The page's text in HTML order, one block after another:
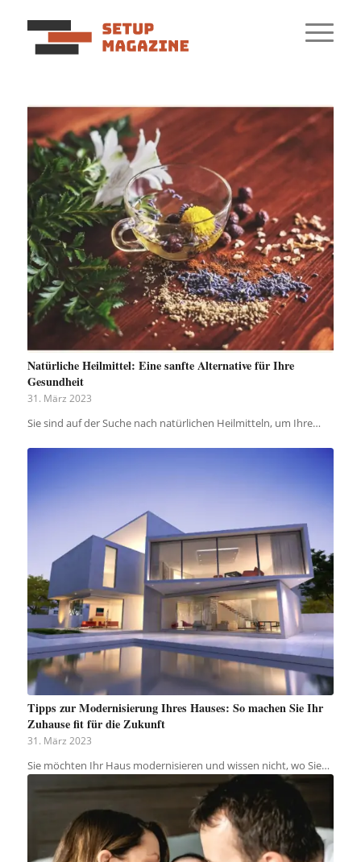
Natürliche Heilmittel: Eine sanfte Alternative für Ihre
Gesundheit
31. März 2023
Sie sind auf der Suche nach natürlichen Heilmitteln, um Ihre…
Tipps zur Modernisierung Ihres Hauses: So machen Sie Ihr
Zuhause fit für die Zukunft
31. März 2023
Sie möchten Ihr Haus modernisieren und wissen nicht, wo Sie…